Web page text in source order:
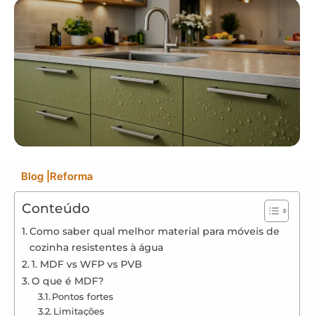
Blog Reforma
Conteúdo
Como saber qual melhor material para móveis de
cozinha resistentes à água
1. MDF vs WFP vs PVB
O que é MDF?
Pontos fortes
Limitações